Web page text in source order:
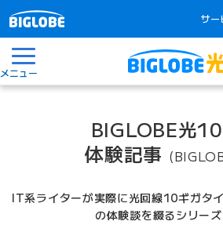
サー
メニュー
BIGLOBE光
体験記事
IT系ライターが実際に光回線10ギガタ
の体験談を綴るシリーズ